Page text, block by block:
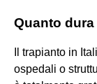
Quanto
Il trapianto in
ospedali o